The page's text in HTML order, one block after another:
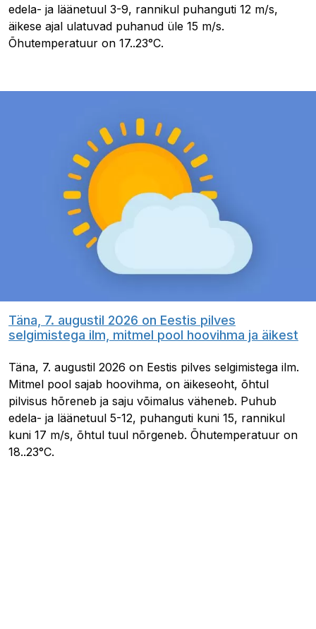
edela- ja läänetuul 3-9, rannikul puhanguti 12 m/s,
äikese ajal ulatuvad puhanud üle 15 m/s.
Õhutemperatuur on 17..23°C.
Täna, 7. augustil 2026 on Eestis pilves
selgimistega ilm, mitmel pool hoovihma ja äikest
Täna, 7. augustil 2026 on Eestis pilves selgimistega ilm.
Mitmel pool sajab hoovihma, on äikeseoht, õhtul
pilvisus hõreneb ja saju võimalus väheneb. Puhub
edela- ja läänetuul 5-12, puhanguti kuni 15, rannikul
kuni 17 m/s, õhtul tuul nõrgeneb. Õhutemperatuur on
18..23°C.